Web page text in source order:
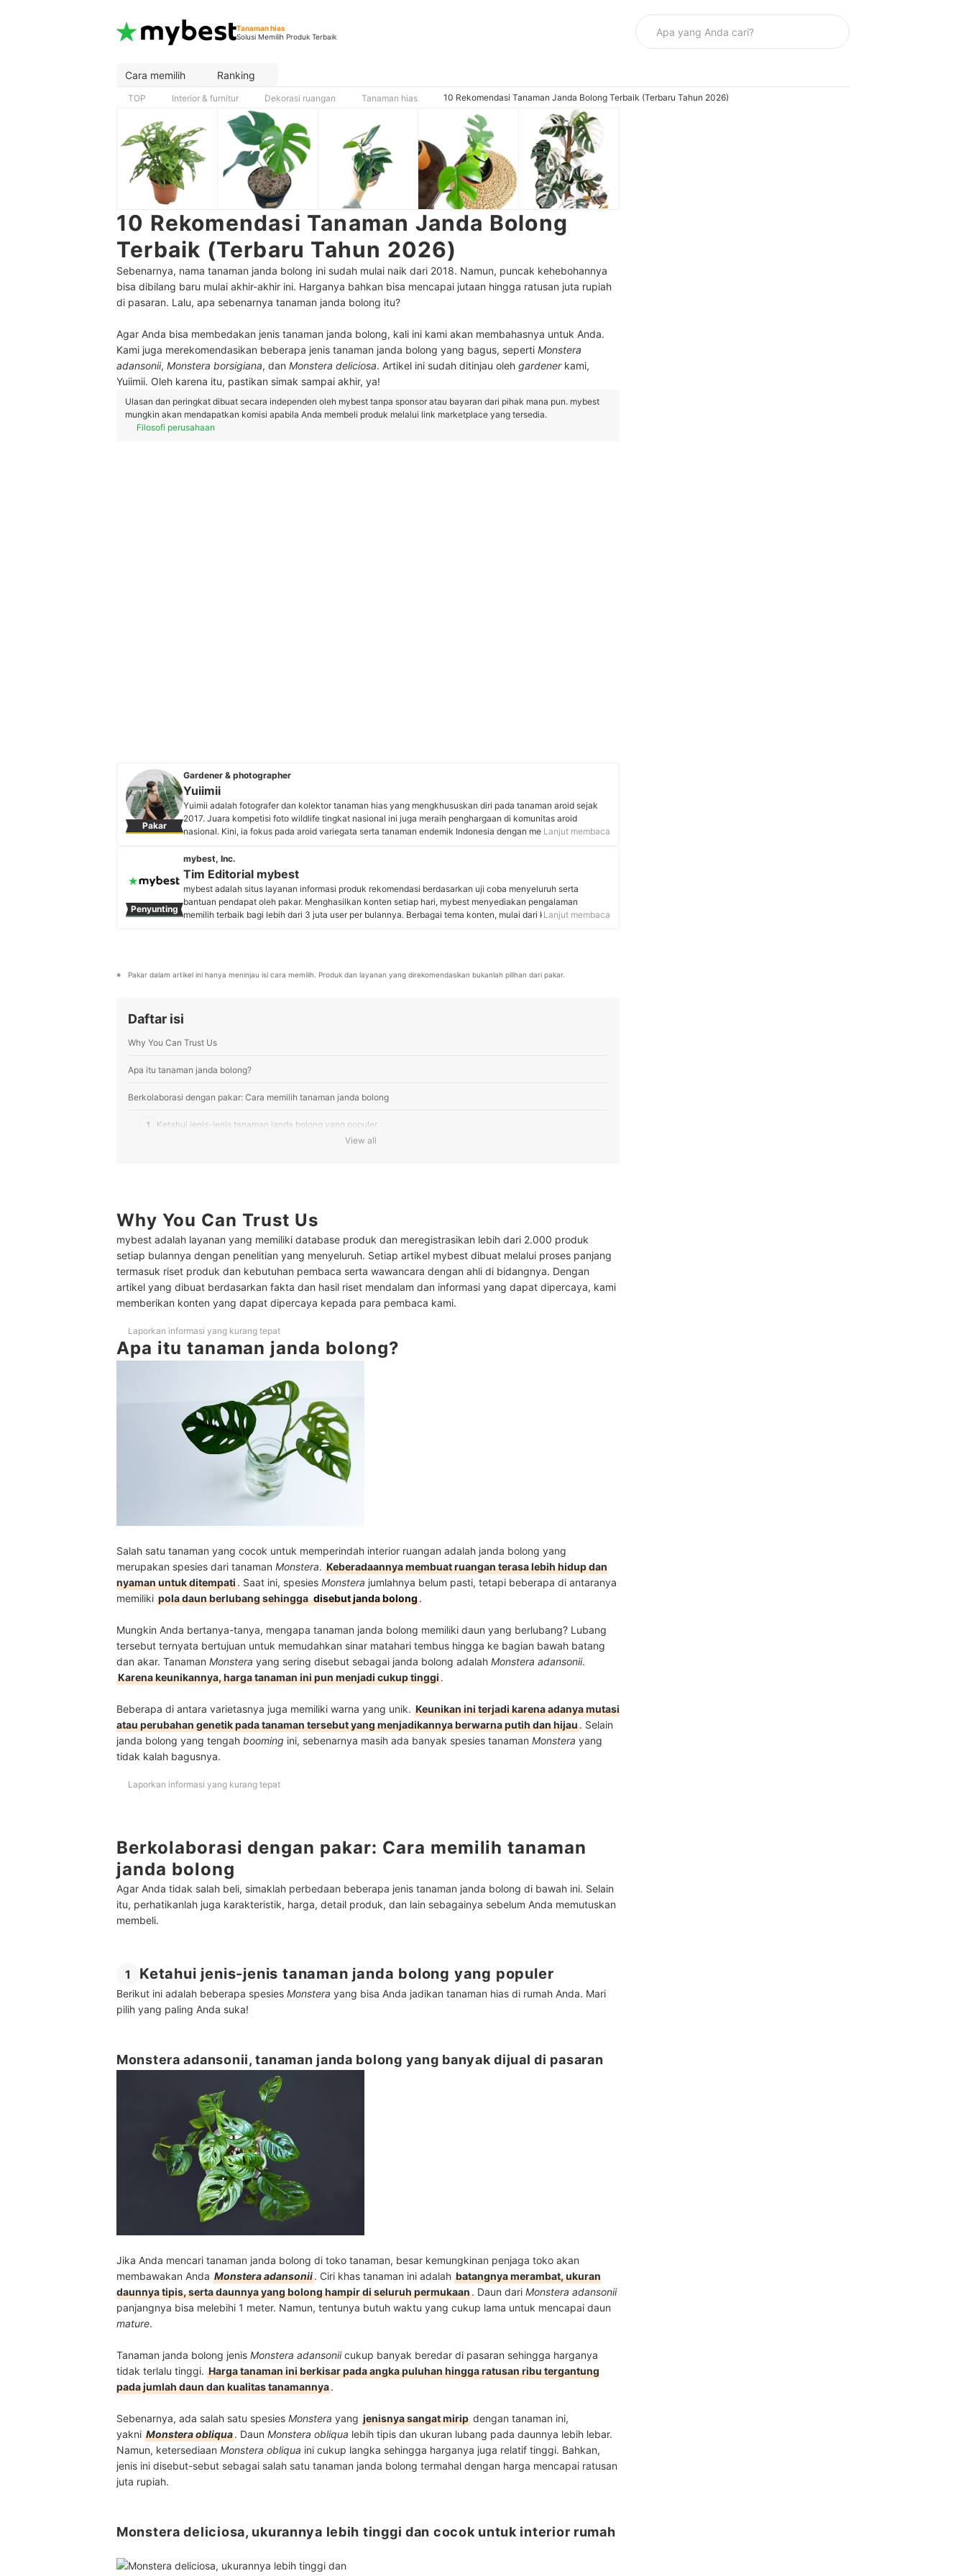
Tanaman hias
Solusi Memilih Produk Terbaik
Cara memilih Ranking
TOP Interior & furnitur Dekorasi ruangan Tanaman hias 10 Rekomendasi Tanaman Janda Bolong Terbaik (Terbaru Tahun 2026)
10 Rekomendasi Tanaman Janda Bolong
Terbaik (Terbaru Tahun 2026)
Sebenarnya, nama tanaman janda bolong ini sudah mulai naik dari 2018. Namun, puncak kehebohannya
bisa dibilang baru mulai akhir-akhir ini. Harganya bahkan bisa mencapai jutaan hingga ratusan juta rupiah
di pasaran. Lalu, apa sebenarnya tanaman janda bolong itu?
Agar Anda bisa membedakan jenis tanaman janda bolong, kali ini kami akan membahasnya untuk Anda.
Kami juga merekomendasikan beberapa jenis tanaman janda bolong yang bagus, seperti Monstera
adansonii, Monstera borsigiana, dan Monstera deliciosa. Artikel ini sudah ditinjau oleh gardenerkami,
Yuiimii. Oleh karena itu, pastikan simak sampai akhir, ya!
Ulasan dan peringkat dibuat secara independen oleh mybest tanpa sponsor atau bayaran dari pihak mana pun. mybest
mungkin akan mendapatkan komisi apabila Anda membeli produk melalui link marketplace yang tersedia.
Filosofi perusahaan
Pakar
Gardener & photographer
Yuiimii
Yuimii adalah fotografer dan kolektor tanaman hias yang mengkhususkan diri pada tanaman aroid sejak
2017. Juara kompetisi foto wildlife tingkat nasional ini juga meraih penghargaan di komunitas aroid
nasional. Kini, ia fokus pada aroid variegata serta tanaman endemik Indonesia dengan menggabungkan
dengan kecintaan pada tanaman menjadikan Yuimii sebagai referensi unik di komunitas plant photography
Indonesia.
Profil Yuiimii
Lanjut membaca
Penyunting
mybest, Inc.
Tim Editorial mybest
mybest adalah situs layanan informasi produk rekomendasi berdasarkan uji coba menyeluruh serta
bantuan pendapat oleh pakar. Menghasilkan konten setiap hari, mybest menyediakan pengalaman
memilih terbaik bagi lebih dari 3 juta user per bulannya. Berbagai tema konten, mulai dari kosmetik,
Lanjut membaca
Pakar dalam artikel ini hanya meninjau isi cara memilih. Produk dan layanan yang direkomendasikan bukanlah pilihan dari pakar.
Daftar isi
Why You Can Trust Us
Apa itu tanaman janda bolong?
Berkolaborasi dengan pakar: Cara memilih tanaman janda bolong
1 Ketahui jenis-jenis tanaman janda bolong yang populer
Tanyakan kondisi tanaman secara detail pada penjual
5 Ketahui juga cara merawat tanamannya
10 Rekomendasi tanaman janda bolong terbaik
Tips membuat tanaman janda bolong menjadi lebih cantik
Pertanyaan umum seputar tanaman janda bolong
Apakah media tanam terbaik untuk Monstera?
Kenapa daun Monstera saya menggulung atau mengeriting?
Apa beda monstera dengan philodendron?
Baca juga rekomendasi tanaman lainnya di sini
View all
Why You Can Trust Us
mybest adalah layanan yang memiliki database produk dan meregistrasikan lebih dari 2.000 produk
setiap bulannya dengan penelitian yang menyeluruh. Setiap artikel mybest dibuat melalui proses panjang
termasuk riset produk dan kebutuhan pembaca serta wawancara dengan ahli di bidangnya. Dengan
artikel yang dibuat berdasarkan fakta dan hasil riset mendalam dan informasi yang dapat dipercaya, kami
memberikan konten yang dapat dipercaya kepada para pembaca kami.
Laporkan informasi yang kurang tepat
Apa itu tanaman janda bolong?
Salah satu tanaman yang cocok untuk memperindah interior ruangan adalah janda bolong yang
merupakan spesies dari tanaman Monstera. Keberadaannya membuat ruangan terasa lebih hidup dan
nyaman untuk ditempati. Saat ini, spesies Monstera jumlahnya belum pasti, tetapi beberapa di antaranya
memiliki pola daun berlubang sehingga disebut janda bolong.
Mungkin Anda bertanya-tanya, mengapa tanaman janda bolong memiliki daun yang berlubang? Lubang
tersebut ternyata bertujuan untuk memudahkan sinar matahari tembus hingga ke bagian bawah batang
dan akar. Tanaman Monstera yang sering disebut sebagai janda bolong adalah Monstera adansonii.
Karena keunikannya, harga tanaman ini pun menjadi cukup tinggi.
Beberapa di antara varietasnya juga memiliki warna yang unik. Keunikan ini terjadi karena adanya mutasi
atau perubahan genetik pada tanaman tersebut yang menjadikannya berwarna putih dan hijau. Selain
janda bolong yang tengah booming ini, sebenarnya masih ada banyak spesies tanaman Monstera yang
tidak kalah bagusnya.
Laporkan informasi yang kurang tepat
Berkolaborasi dengan pakar: Cara memilih tanaman
janda bolong
Agar Anda tidak salah beli, simaklah perbedaan beberapa jenis tanaman janda bolong di bawah ini. Selain
itu, perhatikanlah juga karakteristik, harga, detail produk, dan lain sebagainya sebelum Anda memutuskan
membeli.
1 Ketahui jenis-jenis tanaman janda bolong yang populer
Berikut ini adalah beberapa spesies Monstera yang bisa Anda jadikan tanaman hias di rumah Anda. Mari
pilih yang paling Anda suka!
Monstera adansonii, tanaman janda bolong yang banyak dijual di pasaran
Jika Anda mencari tanaman janda bolong di toko tanaman, besar kemungkinan penjaga toko akan
membawakan Anda Monstera adansonii. Ciri khas tanaman ini adalah batangnya merambat, ukuran
daunnya tipis, serta daunnya yang bolong hampir di seluruh permukaan. Daun dari Monstera adansonii
panjangnya bisa melebihi 1 meter. Namun, tentunya butuh waktu yang cukup lama untuk mencapai daun
mature.
Tanaman janda bolong jenis Monstera adansoniicukup banyak beredar di pasaran sehingga harganya
tidak terlalu tinggi. Harga tanaman ini berkisar pada angka puluhan hingga ratusan ribu tergantung
pada jumlah daun dan kualitas tanamannya.
Sebenarnya, ada salah satu spesies Monstera yang jenisnya sangat mirip dengan tanaman ini,
yakni Monstera obliqua. Daun Monstera obliqua lebih tipis dan ukuran lubang pada daunnya lebih lebar.
Namun, ketersediaan Monstera obliqua ini cukup langka sehingga harganya juga relatif tinggi. Bahkan,
jenis ini disebut-sebut sebagai salah satu tanaman janda bolong termahal dengan harga mencapai ratusan
juta rupiah.
Monstera deliciosa, ukurannya lebih tinggi dan cocok untuk interior rumah